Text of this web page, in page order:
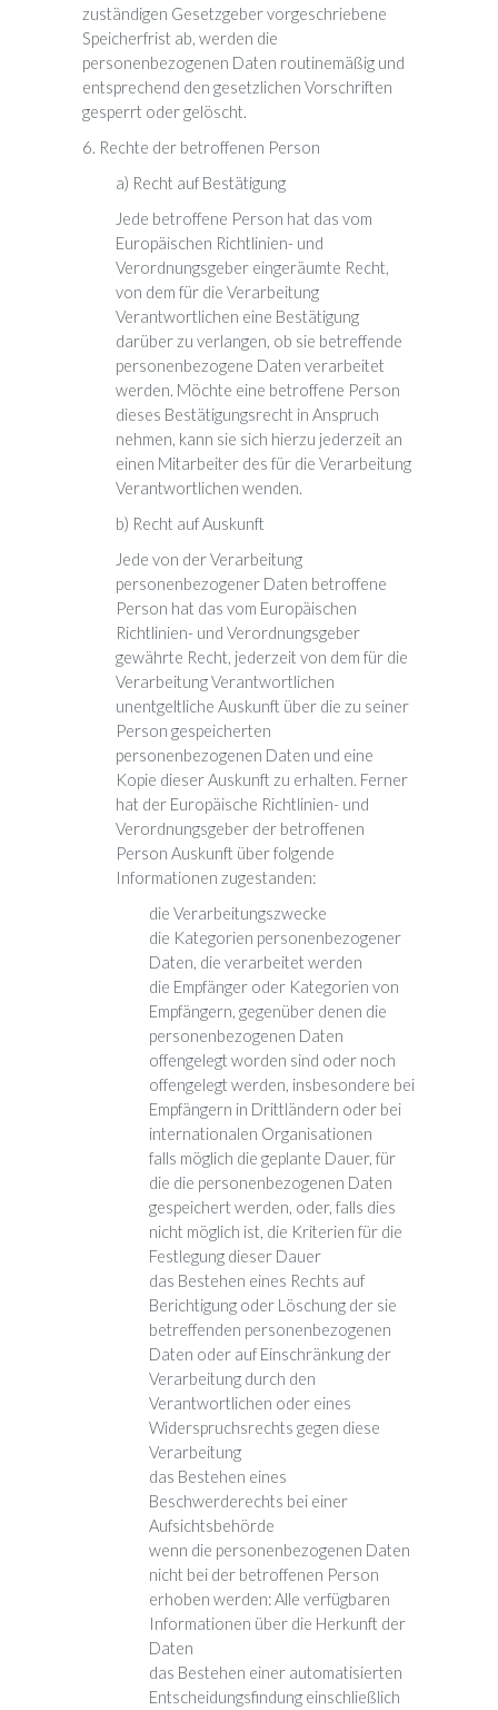
zuständigen Gesetzgeber vorgeschriebene
Speicherfrist ab, werden die
personenbezogenen Daten routinemäßig und
entsprechend den gesetzlichen Vorschriften
gesperrt oder gelöscht.
6. Rechte der betroffenen Person
a) Recht auf Bestätigung
Jede betroffene Person hat das vom
Europäischen Richtlinien- und
Verordnungsgeber eingeräumte Recht,
von dem für die Verarbeitung
Verantwortlichen eine Bestätigung
darüber zu verlangen, ob sie betreffende
personenbezogene Daten verarbeitet
werden. Möchte eine betroffene Person
dieses Bestätigungsrecht in Anspruch
nehmen, kann sie sich hierzu jederzeit an
einen Mitarbeiter des für die Verarbeitung
Verantwortlichen wenden.
b) Recht auf Auskunft
Jede von der Verarbeitung
personenbezogener Daten betroffene
Person hat das vom Europäischen
Richtlinien- und Verordnungsgeber
gewährte Recht, jederzeit von dem für die
Verarbeitung Verantwortlichen
unentgeltliche Auskunft über die zu seiner
Person gespeicherten
personenbezogenen Daten und eine
Kopie dieser Auskunft zu erhalten. Ferner
hat der Europäische Richtlinien- und
Verordnungsgeber der betroffenen
Person Auskunft über folgende
Informationen zugestanden:
die Verarbeitungszwecke
die Kategorien personenbezogener
Daten, die verarbeitet werden
die Empfänger oder Kategorien von
Empfängern, gegenüber denen die
personenbezogenen Daten
offengelegt worden sind oder noch
offengelegt werden, insbesondere bei
Empfängern in Drittländern oder bei
internationalen Organisationen
falls möglich die geplante Dauer, für
die die personenbezogenen Daten
gespeichert werden, oder, falls dies
nicht möglich ist, die Kriterien für die
Festlegung dieser Dauer
das Bestehen eines Rechts auf
Berichtigung oder Löschung der sie
betreffenden personenbezogenen
Daten oder auf Einschränkung der
Verarbeitung durch den
Verantwortlichen oder eines
Widerspruchsrechts gegen diese
Verarbeitung
das Bestehen eines
Beschwerderechts bei einer
Aufsichtsbehörde
wenn die personenbezogenen Daten
nicht bei der betroffenen Person
erhoben werden: Alle verfügbaren
Informationen über die Herkunft der
Daten
das Bestehen einer automatisierten
Entscheidungsfindung einschließlich